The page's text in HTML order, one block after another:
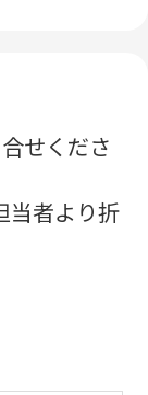
せくださ
当者より折